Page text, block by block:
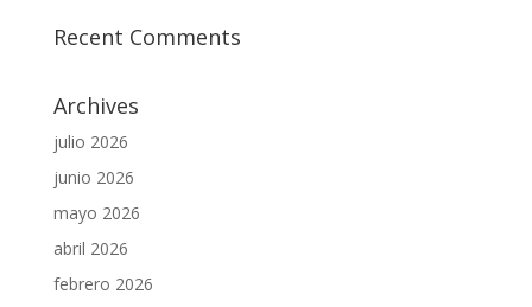
Recent Comments
Archives
julio 2026
junio 2026
mayo 2026
abril 2026
febrero 2026